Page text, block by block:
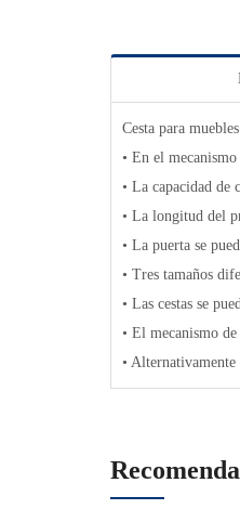
Cesta para
• En el
• La capacidad de
• La longitud del
• La puerta se
• Tres tamaños
• Las cestas se
• El mecanismo
• Alternativamente